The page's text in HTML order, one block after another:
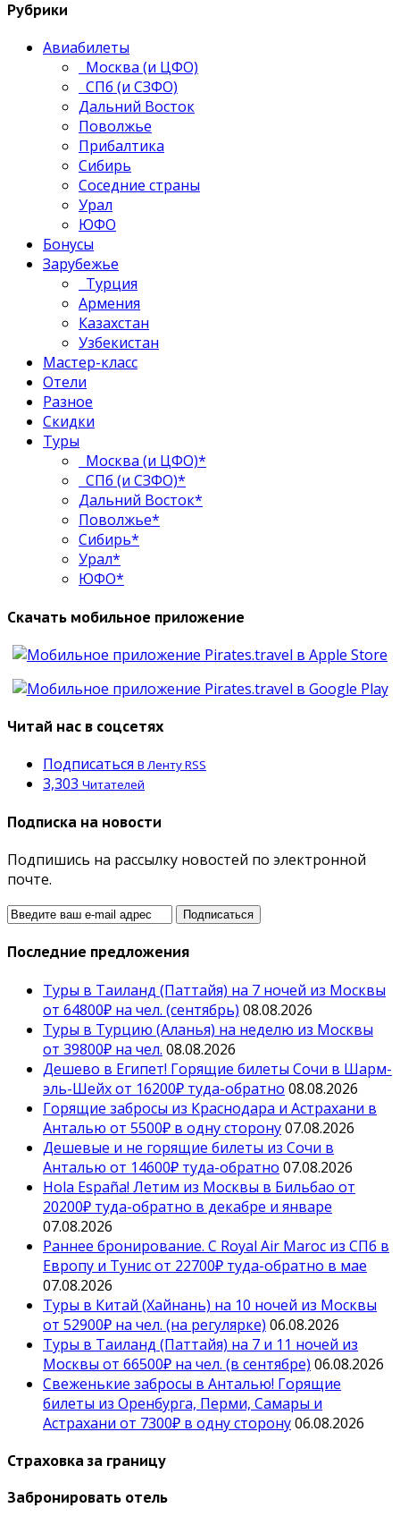
Рубрики
Авиабилеты
Москва (и ЦФО)
СПб (и СЗФО)
Дальний Восток
Поволжье
Прибалтика
Сибирь
Соседние страны
Урал
ЮФО
Бонусы
Зарубежье
Турция
Армения
Казахстан
Узбекистан
Мастер-класс
Отели
Разное
Скидки
Туры
Москва (и ЦФО)*
СПб (и СЗФО)*
Дальний Восток*
Поволжье*
Сибирь*
Урал*
ЮФО*
Скачать мобильное приложение
Читай нас в соцсетях
Подписаться В Ленту RSS
3,303 Читателей
Подписка на новости
Подпишись на рассылку новостей по электронной
почте.
Последние предложения
Туры в Таиланд (Паттайя) на 7 ночей из Москвы
от 64800₽ на чел. (сентябрь) 08.08.2026
Туры в Турцию (Аланья) на неделю из Москвы
от 39800₽ на чел. 08.08.2026
Дешево в Египет! Горящие билеты Сочи в Шарм-
эль-Шейх от 16200₽ туда-обратно 08.08.2026
Горящие забросы из Краснодара и Астрахани в
Анталью от 5500₽ в одну сторону07.08.2026
Дешевые и не горящие билеты из Сочи в
Анталью от 14600₽ туда-обратно 07.08.2026
Hola España! Летим из Москвы в Бильбао от
20200₽ туда-обратно в декабре и январе
07.08.2026
Раннее бронирование. С Royal Air Maroc из СПб в
Европу и Тунис от 22700₽ туда-обратно в мае
07.08.2026
Туры в Китай (Хайнань) на 10 ночей из Москвы
от 52900₽ на чел. (на регулярке) 06.08.2026
Туры в Таиланд (Паттайя) на 7 и 11 ночей из
Москвы от 66500₽ на чел. (в сентябре) 06.08.2026
Свеженькие забросы в Анталью! Горящие
билеты из Оренбурга, Перми, Самары и
Астрахани от 7300₽ в одну сторону06.08.2026
Страховка за границу
Забронировать отель